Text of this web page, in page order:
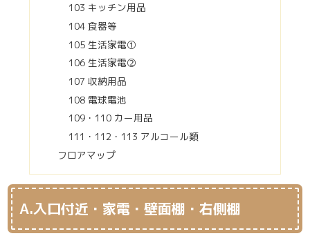
103 キッチン用品
104 食器等
105 生活家電①
106 生活家電②
107 収納用品
108 電球電池
109・110 カー用品
111・112・113 アルコール類
フロアマップ
A.入口付近・家電・壁面棚・右側棚